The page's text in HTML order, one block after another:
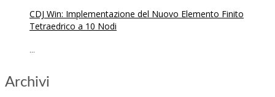
CDJ Win: Implementazione del Nuovo Elemento Finito
Tetraedrico a 10 Nodi
...
Archivi